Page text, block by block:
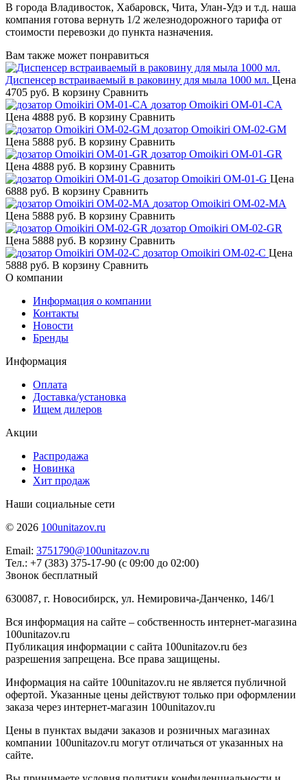
В города Владивосток, Хабаровск, Чита, Улан-Удэ и т.д. наша
компания готова вернуть 1/2 железнодорожного тарифа от
стоимости перевозки до пункта назначения.
Вам также может понравиться
Диспенсер встраиваемый в раковину для мыла 1000 мл. Цена
4705 руб. В корзину Сравнить
дозатор Omoikiri OM-01-CA
Цена 4888 руб. В корзину Сравнить
дозатор Omoikiri OM-02-GM
Цена 5888 руб. В корзину Сравнить
дозатор Omoikiri OM-01-GR
Цена 4888 руб. В корзину Сравнить
дозатор Omoikiri OM-01-G Цена
6888 руб. В корзину Сравнить
дозатор Omoikiri OM-02-MA
Цена 5888 руб. В корзину Сравнить
дозатор Omoikiri OM-02-GR
Цена 5888 руб. В корзину Сравнить
дозатор Omoikiri OM-02-C Цена
5888 руб. В корзину Сравнить
О компании
Информация о компании
Контакты
Новости
Бренды
Информация
Оплата
Доставка/установка
Ищем дилеров
Акции
Распродажа
Новинка
Хит продаж
Наши социальные сети
© 2026 100unitazov.ru
Email: 3751790@100unitazov.ru
Тел.: +7 (383) 375-17-90 (с 09:00 до 02:00)
Звонок бесплатный
630087, г. Новосибирск, ул. Немировича-Данченко, 146/1
Вся информация на сайте – собственность интернет-магазина
100unitazov.ru
Публикация информации с сайта 100unitazov.ru без
разрешения запрещена. Все права защищены.
Информация на сайте 100unitazov.ru не является публичной
офертой. Указанные цены действуют только при оформлении
заказа через интернет-магазин 100unitazov.ru
Цены в пунктах выдачи заказов и розничных магазинах
компании 100unitazov.ru могут отличаться от указанных на
сайте.